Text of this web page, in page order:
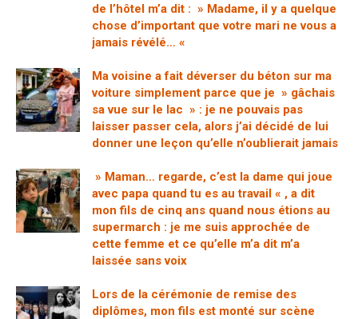
de l’hôtel m’a dit : » Madame, il y a quelque
chose d’important que votre mari ne vous a
jamais révélé… «
Ma voisine a fait déverser du béton sur ma
voiture simplement parce que je » gâchais
sa vue sur le lac » : je ne pouvais pas
laisser passer cela, alors j’ai décidé de lui
donner une leçon qu’elle n’oublierait jamais
» Maman… regarde, c’est la dame qui joue
avec papa quand tu es au travail « , a dit
mon fils de cinq ans quand nous étions au
supermarch : je me suis approchée de
cette femme et ce qu’elle m’a dit m’a
laissée sans voix
Lors de la cérémonie de remise des
diplômes, mon fils est monté sur scène